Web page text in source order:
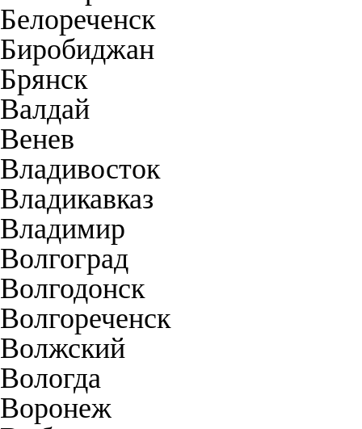
Белореченск
Биробиджан
Брянск
Валдай
Венев
Владивосток
Владикавказ
Владимир
Волгоград
Волгодонск
Волгореченск
Волжский
Вологда
Воронеж